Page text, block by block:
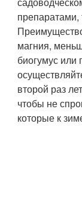
препаратами,
магния,
биогумус
второй раз
чтобы не
которые к